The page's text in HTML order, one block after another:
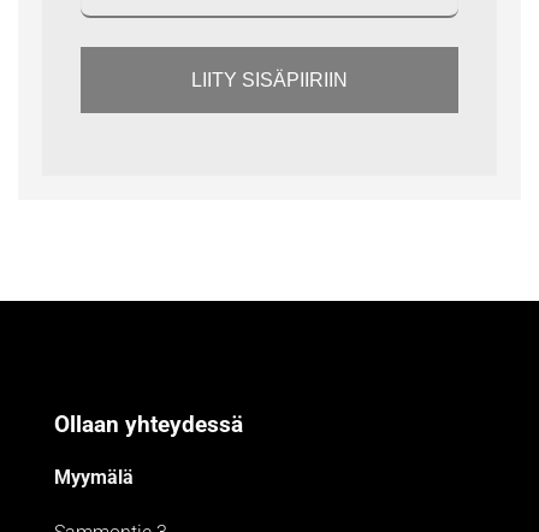
LIITY SISÄPIIRIIN
Ollaan yhteydessä
Myymälä